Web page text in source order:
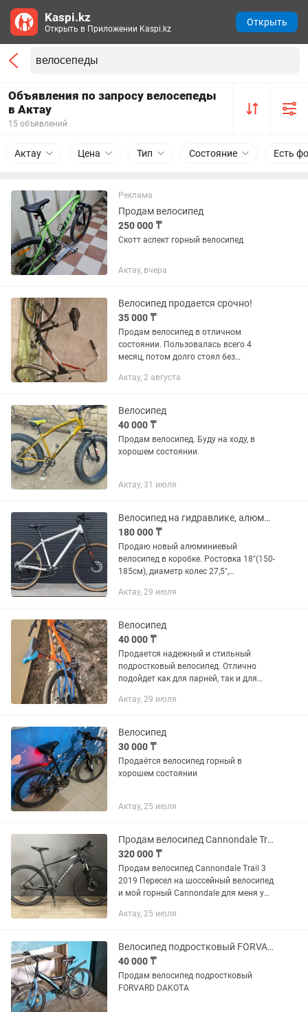
Объявления по запросу велосепеды
в Актау
15 объявлений
Актау Цена Тип Состояние Есть
Реклама
Продам велосипед
250 000 ₸
Скотт аспект горный велосипед
Актау, вчера
Велосипед продается срочно!
35 000 ₸
Продам велосипед в отличном
состоянии. Пользовалась всего 4
месяц, потом долго стоял без
Всё работает ✅ В комплекте: замок,
педаль...
Актау, 2 августа
Велосипед
40 000 ₸
Продам велосипед. Буду на ходу, в
хорошем состоянии.
Актау, 31 июля
Велосипед на гидравлике, алюминий 18, новый
180 000 ₸
Продаю новый алюминиевый
велосипед в коробке. Ростовка 18"(150-
185см), диаметр колес 27,5",
гидравлические тормоза, пром.
коробке, в...
Актау, 29 июля
Велосипед
40 000 ₸
Продается надежный и стильный
подростковый велосипед. Отлично
подойдет как для парней, так и для
165 см (возраст 10–15 лет). Велосипед
Актау, 29 июля
Велосипед
30 000 ₸
Продаётся велосипед горный в
хорошем состоянии
Актау, 25 июля
Продам велосипед Cannondale Trail 3
320 000 ₸
Продам велосипед Cannondale Trail 3
2019 Пересел на шоссейный велосипед
и мой горный Cannondale для меня уже
что на нем было весело и комфортно
Актау, 25 июля
Велосипед подростковый FORVARD DAKOTA
40 000 ₸
Продам велосипед подростковый
FORVARD DAKOTA
Kaspi.kz
Открыть в Приложении Kaspi.kz
Открыть